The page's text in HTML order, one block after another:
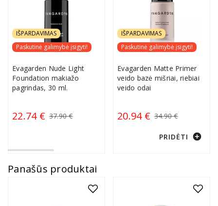
IŠPARDAVIMAS
Paskutinė galimybė įsigyti!
Evagarden Nude Light
Foundation makiažo
pagrindas, 30 ml.
22.74 € 37.90 €
IŠPARDAVIMAS
Paskutinė galimybė įsigyti!
Evagarden Matte Primer
veido bazė mišriai, riebiai
veido odai
20.94 € 34.90 €
PRIDĖTI add_circle
Panašūs produktai